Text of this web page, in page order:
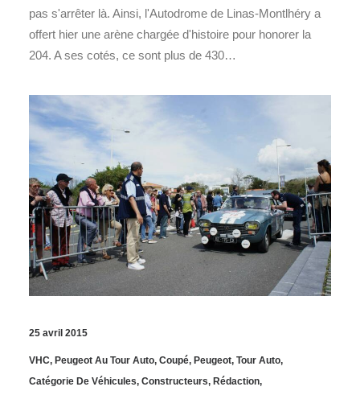
pas s'arrêter là. Ainsi, l'Autodrome de Linas-Montlhéry a
offert hier une arène chargée d'histoire pour honorer la
204. A ses cotés, ce sont plus de 430…
25 avril 2015
VHC, Peugeot Au Tour Auto, Coupé, Peugeot, Tour Auto,
Catégorie De Véhicules, Constructeurs, Rédaction,